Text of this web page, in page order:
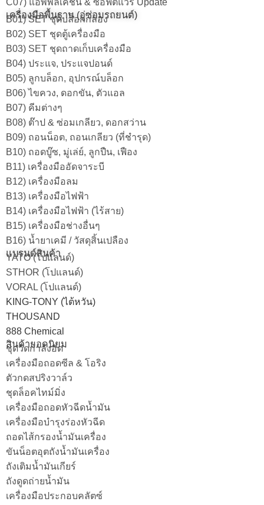
C07) แอพพลิเคชั่น & ซอฟต์แวร์ Update
เครื่องมือพื้นฐาน (อู่ซ่อมรถยนต์)
B01) SET ชุดบล็อกกล่อง
B02) SET ชุดตู้เครื่องมือ
B03) SET ชุดถาดเก็บเครื่องมือ
B04) ประแจ, ประแจปอนด์
B05) ลูกบล็อก, อุปกรณ์บล็อก
B06) ไขควง, ดอกขัน, ตัวแอล
B07) คีมต่างๆ
B08) ต๊าป & ซ่อมเกลียว, ดอกสว่าน
B09) ถอนน็อต, ถอนเกลียว (ที่ชำรุด)
B10) ถอดบู๊ซ, มู่เล่ย์, ลูกปืน, เฟือง
B11) เครื่องมืออัดจาระบี
B12) เครื่องมือลม
B13) เครื่องมือไฟฟ้า
B14) เครื่องมือไฟฟ้า (ไร้สาย)
B15) เครื่องมือช่างอื่นๆ
B16) น้ำยาเคมี / วัสดุสิ้นเปลือง
แบรนด์สินค้า
YATO (โปแลนด์)
STHOR (โปแลนด์)
VORAL (โปแลนด์)
KING-TONY (ไต้หวัน)
THOUSAND
888 Chemical
สินค้ายอดนิยม
ชุดวัดกำลังอัด
เครื่องมือถอดซีล & โอริง
ตัวกดสปริงวาล์ว
ชุดล็อคไทม์มิ่ง
เครื่องมือถอดหัวฉีดน้ำมัน
เครื่องมือบำรุงร่องหัวฉีด
ถอดไส้กรองน้ำมันเครื่อง
ขันน็อตอุตถังน้ำมันเครื่อง
ถังเติมน้ำมันเกียร์
ถังดูดถ่ายน้ำมัน
เครื่องมือประกอบคลัตซ์